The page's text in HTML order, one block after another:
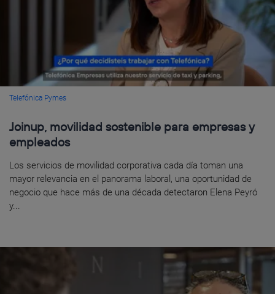
Telefónica Pymes
Joinup, movilidad sostenible para empresas y
empleados
Los servicios de movilidad corporativa cada día toman una
mayor relevancia en el panorama laboral, una oportunidad de
negocio que hace más de una década detectaron Elena Peyró
y...